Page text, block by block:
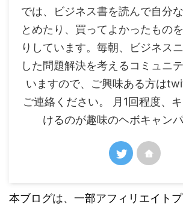
では、ビジネス書を読んで自分
とめたり、買ってよかったもの
りしています。毎朝、ビジネス
した問題解決を考えるコミュニ
いますので、ご興味ある方は
ご連絡ください。 月1回程度、
けるのが趣味のヘボキャンパ
本ブログは、一部アフィリエイト